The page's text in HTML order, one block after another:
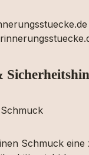
Schmuck eine